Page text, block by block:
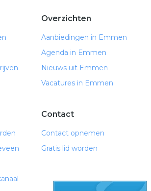
Overzichten
Aanbiedingen in Emmen
Agenda in Emmen
Nieuws uit Emmen
Vacatures in Emmen
Contact
Contact opnemen
Gratis lid worden